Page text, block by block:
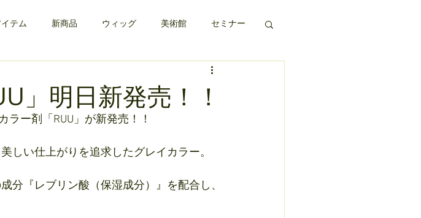
テム 新商品 ウィッグ 美術館 セミナー
」明日新発売！！
ー剤「RUU」が新発売！！
しい仕上がりを追求したグレイカラー。
分『レブリン酸（保湿成分）』を配合し、